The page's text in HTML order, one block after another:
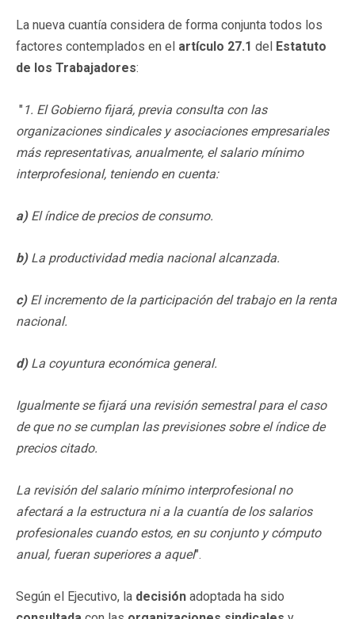
La nueva cuantía considera de forma conjunta todos los
factores contemplados en el artículo 27.1 del Estatuto
de los Trabajadores:
" 1. El Gobierno fijará, previa consulta con las
organizaciones sindicales y asociaciones empresariales
más representativas, anualmente, el salario mínimo
interprofesional, teniendo en cuenta:
a) El índice de precios de consumo.
b) La productividad media nacional alcanzada.
c) El incremento de la participación del trabajo en la renta
nacional.
d) La coyuntura económica general.
Igualmente se fijará una revisión semestral para el caso
de que no se cumplan las previsiones sobre el índice de
precios citado.
La revisión del salario mínimo interprofesional no
afectará a la estructura ni a la cuantía de los salarios
profesionales cuando estos, en su conjunto y cómputo
anual, fueran superiores a aquel".
Según el Ejecutivo, la decisión adoptada ha sido